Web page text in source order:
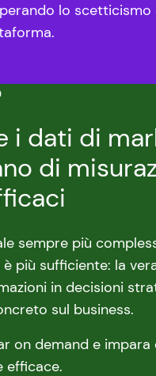
lo
i dati di
di
sempre più
più sufficiente: la
in decisioni
sul business.
on demand e
efficace.